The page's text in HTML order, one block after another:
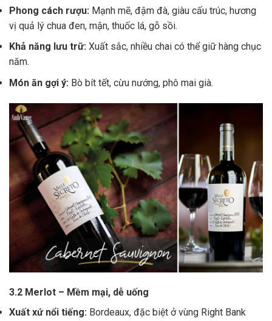
Phong cách rượu: Mạnh mẽ, đậm đà, giàu cấu trúc, hương
vị quả lý chua đen, mận, thuốc lá, gỗ sồi.
Khả năng lưu trữ: Xuất sắc, nhiều chai có thể giữ hàng chục
năm.
Món ăn gợi ý: Bò bít tết, cừu nướng, phô mai già.
3.2 Merlot – Mềm mại, dễ uống
Xuất xứ nổi tiếng: Bordeaux, đặc biệt ở vùng Right Bank